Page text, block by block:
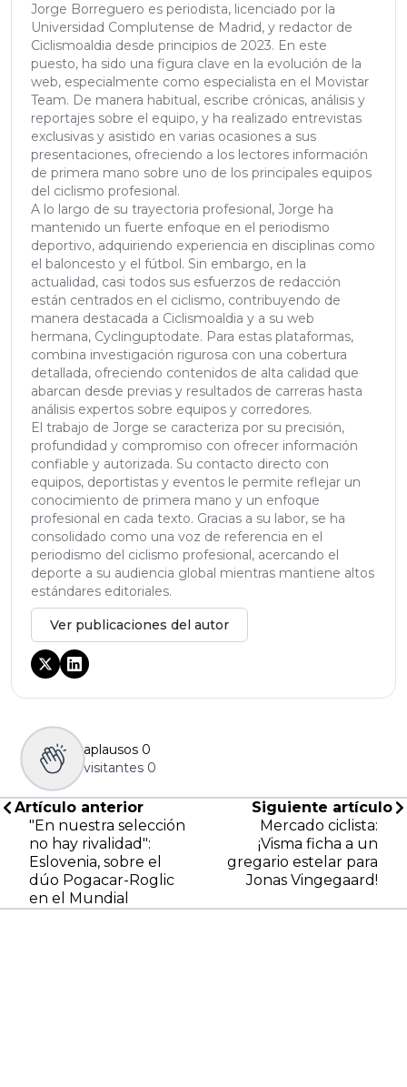
Jorge Borreguero es periodista, licenciado por la
Universidad Complutense de Madrid, y redactor de
Ciclismoaldia desde principios de 2023. En este
puesto, ha sido una figura clave en la evolución de la
web, especialmente como especialista en el Movistar
Team. De manera habitual, escribe crónicas, análisis y
reportajes sobre el equipo, y ha realizado entrevistas
exclusivas y asistido en varias ocasiones a sus
presentaciones, ofreciendo a los lectores información
de primera mano sobre uno de los principales equipos
del ciclismo profesional.
A lo largo de su trayectoria profesional, Jorge ha
mantenido un fuerte enfoque en el periodismo
deportivo, adquiriendo experiencia en disciplinas como
el baloncesto y el fútbol. Sin embargo, en la
actualidad, casi todos sus esfuerzos de redacción
están centrados en el ciclismo, contribuyendo de
manera destacada a Ciclismoaldia y a su web
hermana, Cyclinguptodate. Para estas plataformas,
combina investigación rigurosa con una cobertura
detallada, ofreciendo contenidos de alta calidad que
abarcan desde previas y resultados de carreras hasta
análisis expertos sobre equipos y corredores.
El trabajo de Jorge se caracteriza por su precisión,
profundidad y compromiso con ofrecer información
confiable y autorizada. Su contacto directo con
equipos, deportistas y eventos le permite reflejar un
conocimiento de primera mano y un enfoque
profesional en cada texto. Gracias a su labor, se ha
consolidado como una voz de referencia en el
periodismo del ciclismo profesional, acercando el
deporte a su audiencia global mientras mantiene altos
estándares editoriales.
Ver publicaciones del autor
aplausos 0
visitantes 0
Artículo anterior
"En nuestra selección
no hay rivalidad":
Eslovenia, sobre el
dúo Pogacar-Roglic
en el Mundial
Siguiente artículo
Mercado ciclista:
¡Visma ficha a un
gregario estelar para
Jonas Vingegaard!